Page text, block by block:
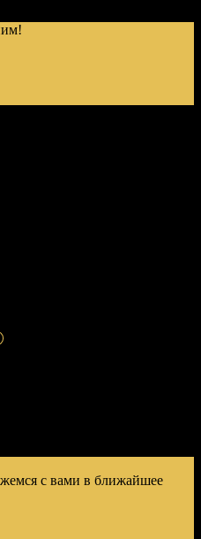
с вами в ближайшее